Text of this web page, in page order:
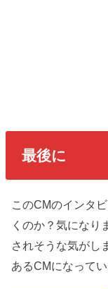
最後に
このCMのインタ
くのか？気になり
されそうな気がし
あるCMになって